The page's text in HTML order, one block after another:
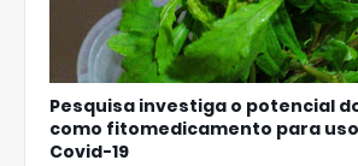
Pesquisa investiga o potencial
como fitomedicamento para
Covid-19